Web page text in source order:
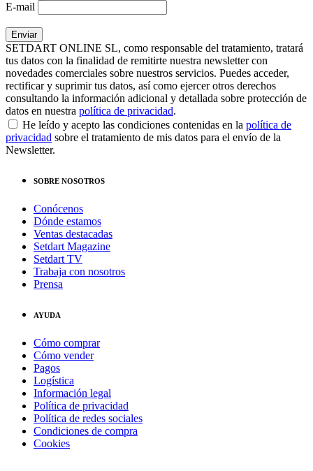
E-mail
SETDART ONLINE SL, como responsable del tratamiento, tratará
tus datos con la finalidad de remitirte nuestra newsletter con
novedades comerciales sobre nuestros servicios. Puedes acceder,
rectificar y suprimir tus datos, así como ejercer otros derechos
consultando la información adicional y detallada sobre protección de
datos en nuestra política de privacidad.
He leído y acepto las condiciones contenidas en la política de
privacidad sobre el tratamiento de mis datos para el envío de la
Newsletter.
SOBRE NOSOTROS
Conócenos
Dónde estamos
Ventas destacadas
Setdart Magazine
Setdart TV
Trabaja con nosotros
Prensa
AYUDA
Cómo comprar
Cómo vender
Pagos
Logística
Información legal
Política de privacidad
Política de redes sociales
Condiciones de compra
Cookies